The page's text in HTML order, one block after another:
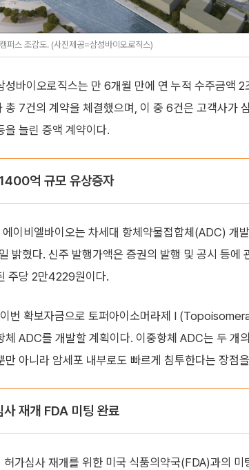
퍼스 조감도. (사진제공=삼성바이오로직스)
성바이오로직스는 만 6개월 만에 연 누적 수주금액
총 7건의 계약을 체결했으며, 이 중 6건은 고객사가
을 늘린 증액 계약이다.
억 규모 유상증자
에이비엘바이오는 차세대 항체약물접합체(ADC) 개
밝혔다. 신주 발행가액은 증권의 발행 및 공시 등
주당 2만4229원이다.
번 확보자금으로 토퍼아이소머라제 I
체 ADC를 개발할 계획이다. 이중항체 ADC는 두 개
만 아니라 암세포 내부로도 빠르게 침투한다는 장점
재개 FDA 미팅 완료
가심사 재개를 위한 미국 식품의약국(FDA)과의